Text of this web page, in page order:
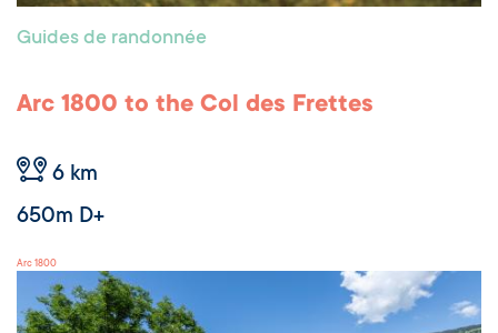
Guides de randonnée
Arc 1800 to the Col des Frettes
6 km
650m D+
Arc 1800